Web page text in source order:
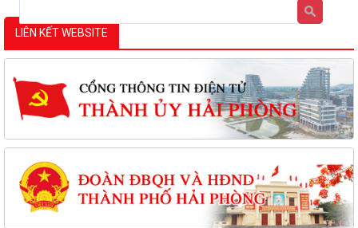
LIÊN KẾT WEBSITE